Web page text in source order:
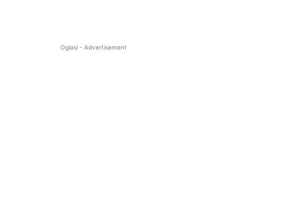
Oglasi - Advertisement